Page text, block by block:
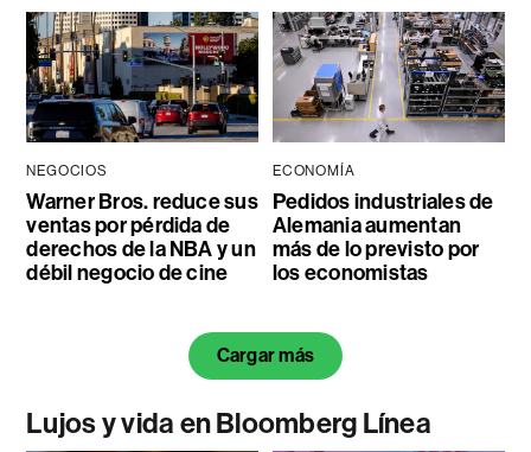
NEGOCIOS
Warner Bros. reduce sus
ventas por pérdida de
derechos de la NBA y un
débil negocio de cine
ECONOMÍA
Pedidos industriales de
Alemania aumentan
más de lo previsto por
los economistas
Cargar más
Lujos y vida en Bloomberg Línea